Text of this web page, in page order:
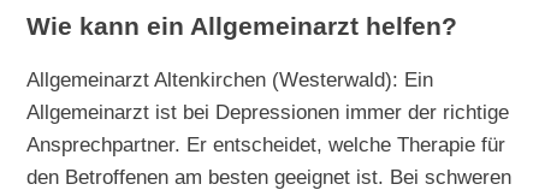
Wie kann ein Allgemeinarzt helfen?
Allgemeinarzt Altenkirchen (Westerwald): Ein
Allgemeinarzt ist bei Depressionen immer der richtige
Ansprechpartner. Er entscheidet, welche Therapie für
den Betroffenen am besten geeignet ist. Bei schweren